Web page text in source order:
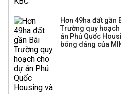
Hơn 49ha đất gần
Trường quy
án Phú Quốc
bóng dáng của